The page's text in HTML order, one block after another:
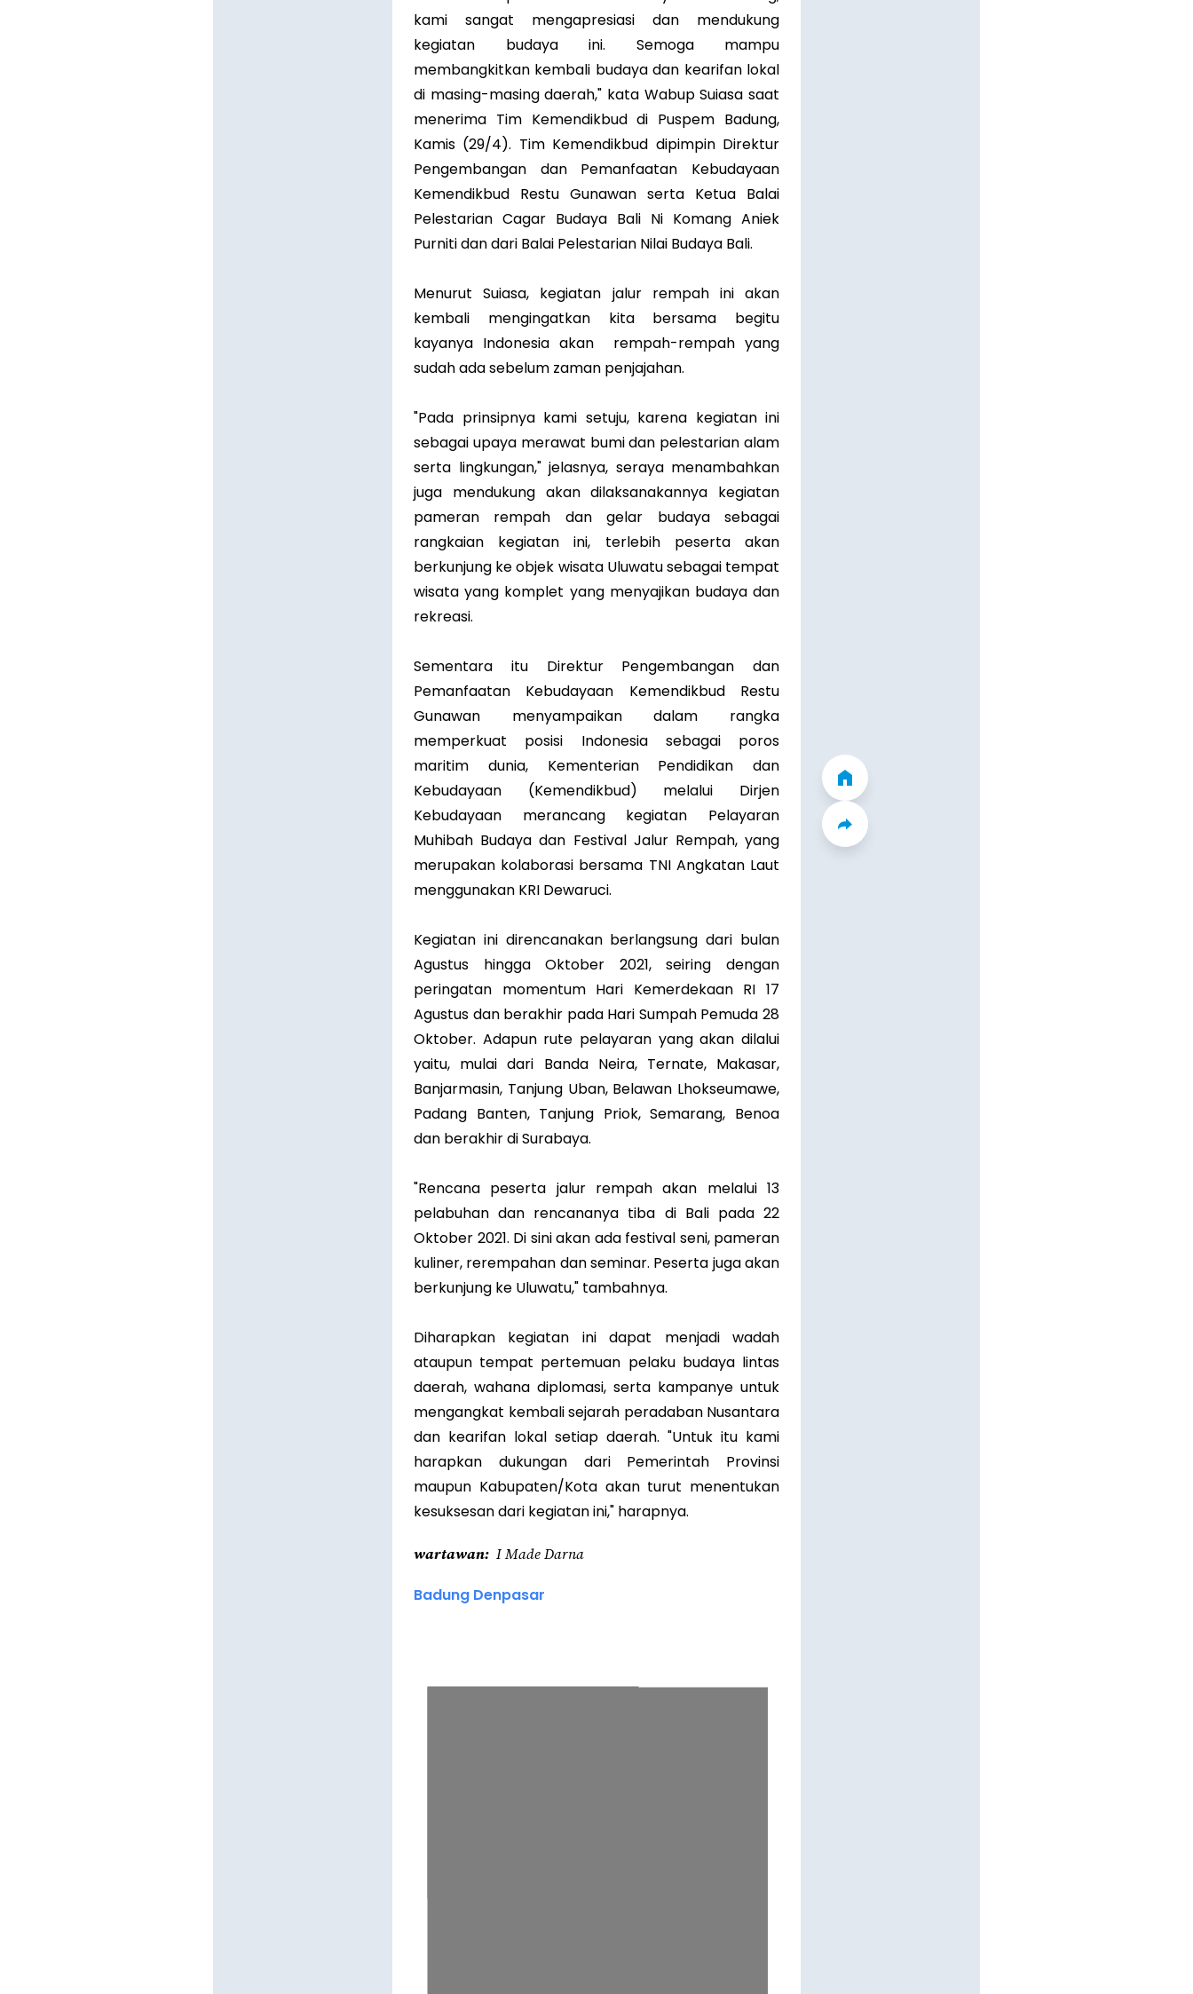
kami sangat mengapresiasi dan mendukung
kegiatan budaya ini. Semoga mampu
membangkitkan kembali budaya dan kearifan lokal
di masing-masing daerah," kata Wabup Suiasa saat
menerima Tim Kemendikbud di Puspem Badung,
Kamis (29/4). Tim Kemendikbud dipimpin Direktur
Pengembangan dan Pemanfaatan Kebudayaan
Kemendikbud Restu Gunawan serta Ketua Balai
Pelestarian Cagar Budaya Bali Ni Komang Aniek
Purniti dan dari Balai Pelestarian Nilai Budaya Bali.
Menurut Suiasa, kegiatan jalur rempah ini akan
kembali mengingatkan kita bersama begitu
kayanya Indonesia akan rempah-rempah yang
sudah ada sebelum zaman penjajahan.
"Pada prinsipnya kami setuju, karena kegiatan ini
sebagai upaya merawat bumi dan pelestarian alam
serta lingkungan," jelasnya, seraya menambahkan
juga mendukung akan dilaksanakannya kegiatan
pameran rempah dan gelar budaya sebagai
rangkaian kegiatan ini, terlebih peserta akan
berkunjung ke objek wisata Uluwatu sebagai tempat
wisata yang komplet yang menyajikan budaya dan
rekreasi.
Sementara itu Direktur Pengembangan dan
Pemanfaatan Kebudayaan Kemendikbud Restu
Gunawan menyampaikan dalam rangka
memperkuat posisi Indonesia sebagai poros
maritim dunia, Kementerian Pendidikan dan
Kebudayaan (Kemendikbud) melalui Dirjen
Kebudayaan merancang kegiatan Pelayaran
Muhibah Budaya dan Festival Jalur Rempah, yang
merupakan kolaborasi bersama TNI Angkatan Laut
menggunakan KRI Dewaruci.
Kegiatan ini direncanakan berlangsung dari bulan
Agustus hingga Oktober 2021, seiring dengan
peringatan momentum Hari Kemerdekaan RI 17
Agustus dan berakhir pada Hari Sumpah Pemuda 28
Oktober. Adapun rute pelayaran yang akan dilalui
yaitu, mulai dari Banda Neira, Ternate, Makasar,
Banjarmasin, Tanjung Uban, Belawan Lhokseumawe,
Padang Banten, Tanjung Priok, Semarang, Benoa
dan berakhir di Surabaya.
"Rencana peserta jalur rempah akan melalui 13
pelabuhan dan rencananya tiba di Bali pada 22
Oktober 2021. Di sini akan ada festival seni, pameran
kuliner, rerempahan dan seminar. Peserta juga akan
berkunjung ke Uluwatu," tambahnya.
Diharapkan kegiatan ini dapat menjadi wadah
ataupun tempat pertemuan pelaku budaya lintas
daerah, wahana diplomasi, serta kampanye untuk
mengangkat kembali sejarah peradaban Nusantara
dan kearifan lokal setiap daerah. "Untuk itu kami
harapkan dukungan dari Pemerintah Provinsi
maupun Kabupaten/Kota akan turut menentukan
kesuksesan dari kegiatan ini," harapnya.
wartawan I Made Darna
Badung Denpasar